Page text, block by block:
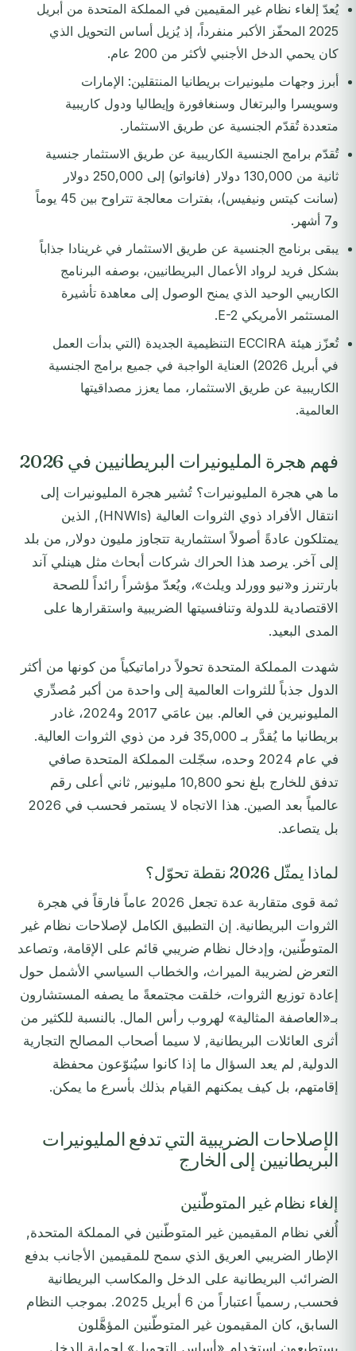
يُعدّ إلغاء نظام غير المقيمين في المملكة المتحدة من أبريل
2025 المحفّز الأكبر منفرداً، إذ يُزيل أساس التحويل الذي
كان يحمي الدخل الأجنبي لأكثر من 200 عام.
أبرز وجهات مليونيرات بريطانيا المنتقلين: الإمارات
وسويسرا والبرتغال وسنغافورة وإيطاليا ودول كاريبية
متعددة تُقدّم الجنسية عن طريق الاستثمار.
تُقدّم برامج الجنسية الكاريبية عن طريق الاستثمار جنسية
ثانية من 130,000 دولار (فانواتو) إلى 250,000 دولار
(سانت كيتس ونيفيس)، بفترات معالجة تتراوح بين 45 يوماً
و7 أشهر.
يبقى برنامج الجنسية عن طريق الاستثمار في غرينادا جذاباً
بشكل فريد لرواد الأعمال البريطانيين، بوصفه البرنامج
الكاريبي الوحيد الذي يمنح الوصول إلى معاهدة تأشيرة
المستثمر الأمريكي E-2.
تُعزّز هيئة ECCIRA التنظيمية الجديدة (التي بدأت العمل
في أبريل 2026) العناية الواجبة في جميع برامج الجنسية
الكاريبية عن طريق الاستثمار، مما يعزز مصداقيتها
العالمية.
فهم هجرة المليونيرات البريطانيين في 2026
ما هي هجرة المليونيرات؟ تُشير هجرة المليونيرات إلى
انتقال الأفراد ذوي الثروات العالية (HNWIs), الذين
يمتلكون عادةً أصولاً استثمارية تتجاوز مليون دولار, من بلد
إلى آخر. يرصد هذا الحراك شركات أبحاث مثل هينلي آند
بارتنرز و«نيو وورلد ويلث»، ويُعدّ مؤشراً رائداً للصحة
الاقتصادية للدولة وتنافسيتها الضريبية واستقرارها على
المدى البعيد.
شهدت المملكة المتحدة تحولاً دراماتيكياً من كونها من أكثر
الدول جذباً للثروات العالمية إلى واحدة من أكبر مُصدِّري
المليونيرين في العالم. بين عامَي 2017 و2024، غادر
بريطانيا ما يُقدَّر بـ 35,000 فرد من ذوي الثروات العالية.
في عام 2024 وحده، سجّلت المملكة المتحدة صافي
تدفق للخارج بلغ نحو 10,800 مليونير, ثاني أعلى رقم
عالمياً بعد الصين. هذا الاتجاه لا يستمر فحسب في 2026
بل يتصاعد.
لماذا يمثّل 2026 نقطة تحوّل؟
ثمة قوى متقاربة عدة تجعل 2026 عاماً فارقاً في هجرة
الثروات البريطانية. إن التطبيق الكامل لإصلاحات نظام غير
المتوطّنين، وإدخال نظام ضريبي قائم على الإقامة، وتصاعد
التعرض لضريبة الميراث، والخطاب السياسي الأشمل حول
إعادة توزيع الثروات، خلقت مجتمعةً ما يصفه المستشارون
بـ«العاصفة المثالية» لهروب رأس المال. بالنسبة للكثير من
أثرى العائلات البريطانية, لا سيما أصحاب المصالح التجارية
الدولية, لم يعد السؤال ما إذا كانوا سيُنوّعون محفظة
إقامتهم، بل كيف يمكنهم القيام بذلك بأسرع ما يمكن.
الإصلاحات الضريبية التي تدفع المليونيرات
البريطانيين إلى الخارج
إلغاء نظام غير المتوطّنين
أُلغي نظام المقيمين غير المتوطّنين في المملكة المتحدة,
الإطار الضريبي العريق الذي سمح للمقيمين الأجانب بدفع
الضرائب البريطانية على الدخل والمكاسب البريطانية
فحسب, رسمياً اعتباراً من 6 أبريل 2025. بموجب النظام
السابق، كان المقيمون غير المتوطّنين المؤهَّلون
يستطيعون استخدام «أساس التحويل» لحماية الدخل